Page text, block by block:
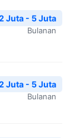
Juta - 5 Juta
Bulanan
Juta - 5 Juta
Bulanan